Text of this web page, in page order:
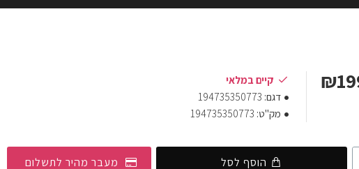
קיים במלאי
דגם: 194735350773
מק"ט: 194735350773
הוסף לסל מעבר מהיר לתשלום